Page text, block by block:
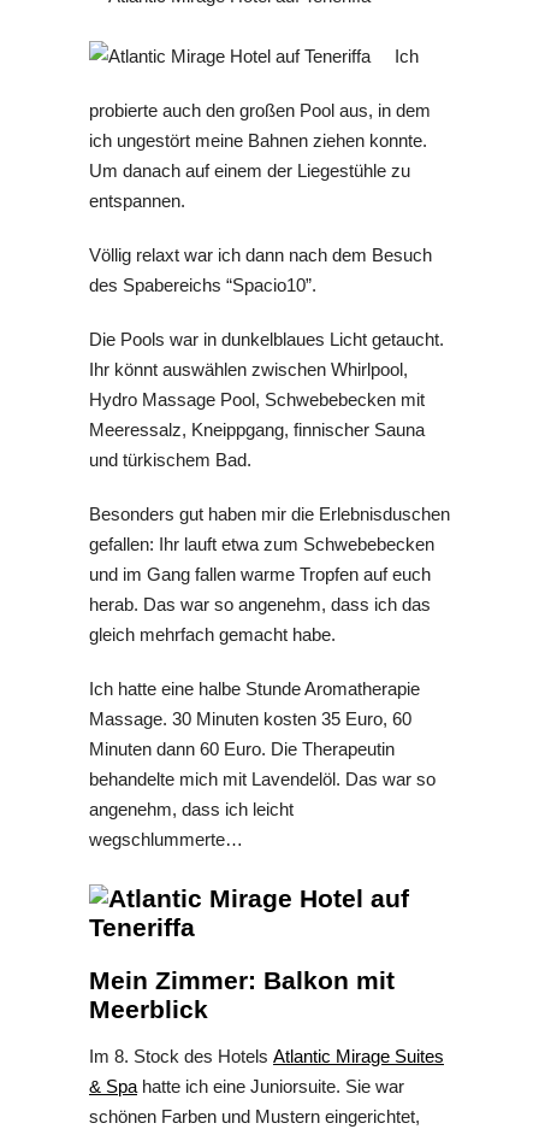
Ich
probierte auch den großen Pool aus, in dem
ich ungestört meine Bahnen ziehen konnte.
Um danach auf einem der Liegestühle zu
entspannen.
Völlig relaxt war ich dann nach dem Besuch
des Spabereichs “Spacio10”.
Die Pools war in dunkelblaues Licht getaucht.
Ihr könnt auswählen zwischen Whirlpool,
Hydro Massage Pool, Schwebebecken mit
Meeressalz, Kneippgang, finnischer Sauna
und türkischem Bad.
Besonders gut haben mir die Erlebnisduschen
gefallen: Ihr lauft etwa zum Schwebebecken
und im Gang fallen warme Tropfen auf euch
herab. Das war so angenehm, dass ich das
gleich mehrfach gemacht habe.
Ich hatte eine halbe Stunde Aromatherapie
Massage. 30 Minuten kosten 35 Euro, 60
Minuten dann 60 Euro. Die Therapeutin
behandelte mich mit Lavendelöl. Das war so
angenehm, dass ich leicht
wegschlummerte…
Mein Zimmer: Balkon mit
Meerblick
Im 8. Stock des Hotels Atlantic Mirage Suites
& Spa hatte ich eine Juniorsuite. Sie war
schönen Farben und Mustern eingerichtet,